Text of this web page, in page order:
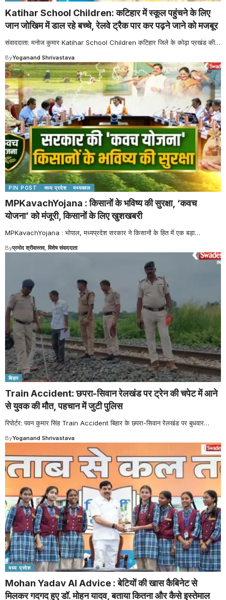
Katihar School Children: कटिहार में स्कूल पहुंचने के लिए
जान जोखिम में डाल रहे बच्चे, रेलवे ट्रैक पार कर पढ़ने जाने को मजबूर
संवाददाता: मनोज कुमार Katihar School Children कटिहार जिले के कोढ़ा प्रखंड की…
ByYoganand Shrivastava
PIN POST मध्य प्रदेश मध्यकाल
MPKavachYojana : किसानों के भविष्य की सुरक्षा, ‘कवच
योजना’ को मंजूरी, किसानों के लिए खुशखबरी
MPKavachYojana : भोपाल, मध्यप्रदेश सरकार ने किसानों के हित में एक बड़ा…
Byप्रमोद श्रीवास्तव, विशेष संवाददाता
बिहार
Train Accident: छपरा-सिवान रेलखंड पर ट्रेन की चपेट में आने
से युवक की मौत, पहचान में जुटी पुलिस
रिपोर्टर: पवन कुमार सिंह Train Accident बिहार के छपरा-सिवान रेलखंड पर बुधवार…
ByYoganand Shrivastava
मध्य प्रदेश
Mohan Yadav AI Advice : बेटियों की खास कैबिनेट से
मिलकर गदगद हुए डॉ. मोहन यादव, बताया कितना और कैसे इस्तेमाल